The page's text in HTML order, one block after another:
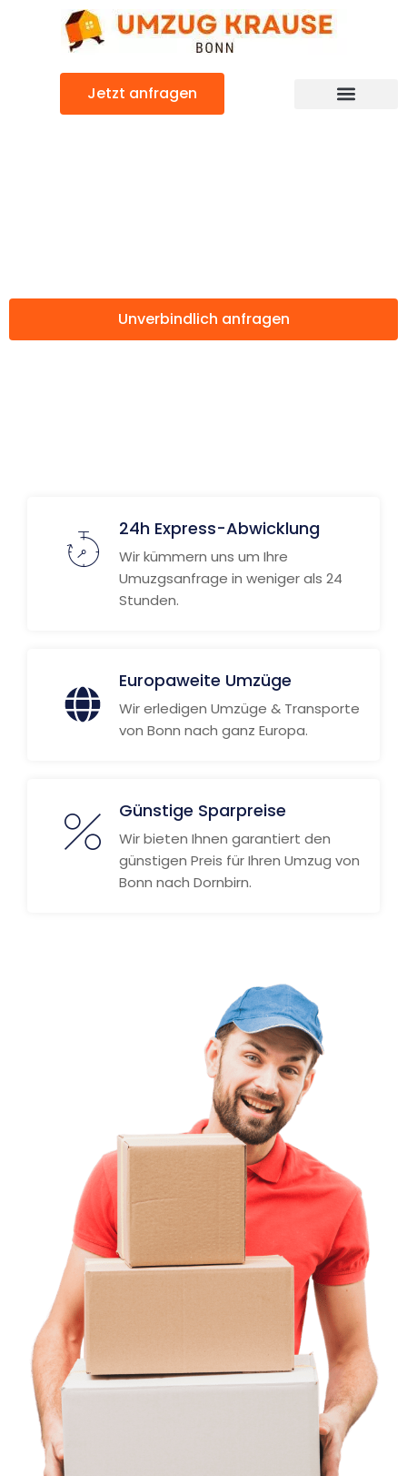
Jetzt anfragen
Unverbindlich anfragen
24h Express-Abwicklung
Wir kümmern uns um Ihre
Umuzgsanfrage in weniger als 24
Stunden.
Europaweite Umzüge
Wir erledigen Umzüge & Transporte
von Bonn nach ganz Europa.
Günstige Sparpreise
Wir bieten Ihnen garantiert den
günstigen Preis für Ihren Umzug von
Bonn nach Dornbirn.